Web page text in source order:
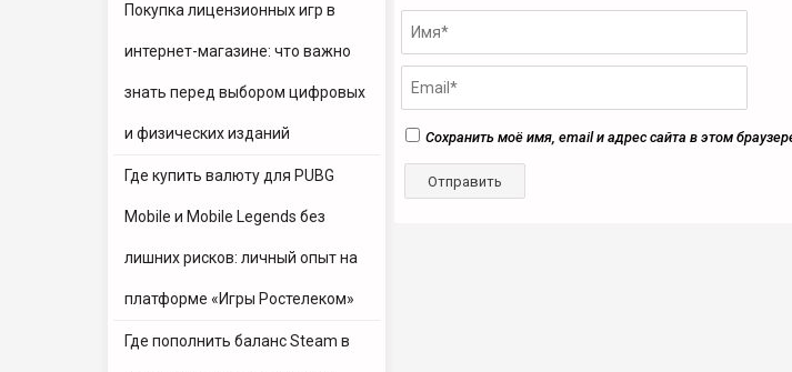
Покупка лицензионных игр в
интернет-магазине: что важно
знать перед выбором цифровых
и физических изданий
Где купить валюту для PUBG
Mobile и Mobile Legends без
лишних рисков: личный опыт на
платформе «Игры Ростелеком»
Где пополнить баланс Steam в
Сохранить моё имя, email и адрес сайта в этом